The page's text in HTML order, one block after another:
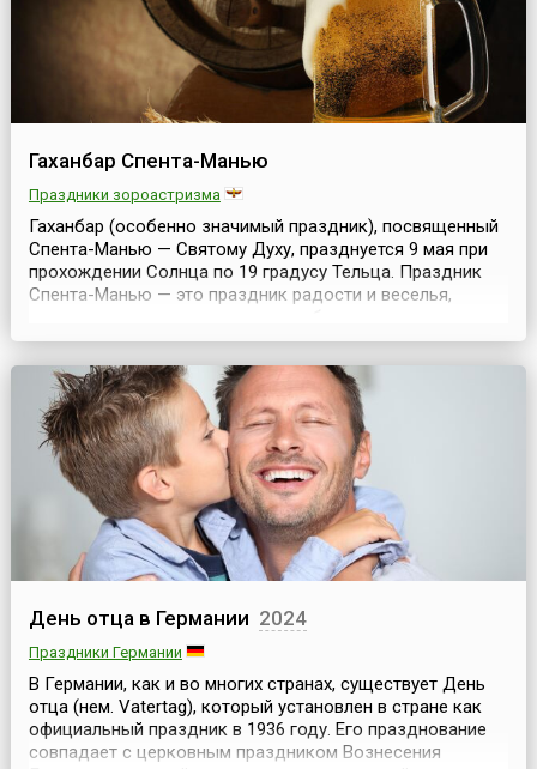
Гаханбар Спента-Манью
Праздники зороастризма
Гаханбар (особенно значимый праздник), посвященный
Спента-Манью — Святому Духу, празднуется 9 мая при
прохождении Солнца по 19 градусу Тельца. Праздник
Спента-Манью — это праздник радости и веселья,
света и духовного выбора. Он связан с изобилием и
счастьем. Спента-Манью — Дух Святой, наполняющий
все сотворенное Богом, преображающий и в...
День отца в Германии 2024
Праздники Германии
В Германии, как и во многих странах, существует День
отца (нем. Vatertag), который установлен в стране как
официальный праздник в 1936 году. Его празднование
совпадает с церковным праздником Вознесения